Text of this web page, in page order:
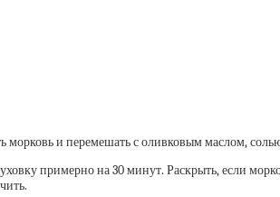
и перемешать с оливковым маслом,
примерно на 30 минут. Раскрыть, если